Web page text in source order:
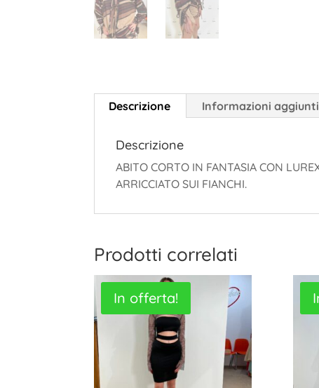
Descrizione Informazioni
Descrizione
ABITO CORTO IN FANTASIA CON
ARRICCIATO SUI FIANCHI.
Prodotti correlati
In offerta!